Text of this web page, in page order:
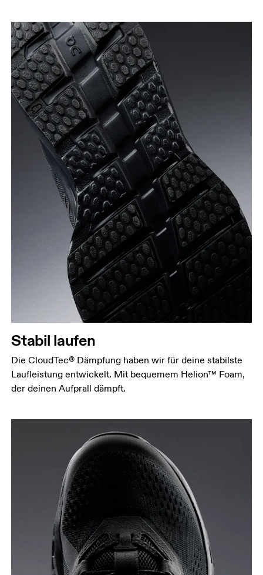
Stabil laufen
Die CloudTec® Dämpfung haben wir für deine stabilste
Laufleistung entwickelt. Mit bequemem Helion™ Foam,
der deinen Aufprall dämpft.